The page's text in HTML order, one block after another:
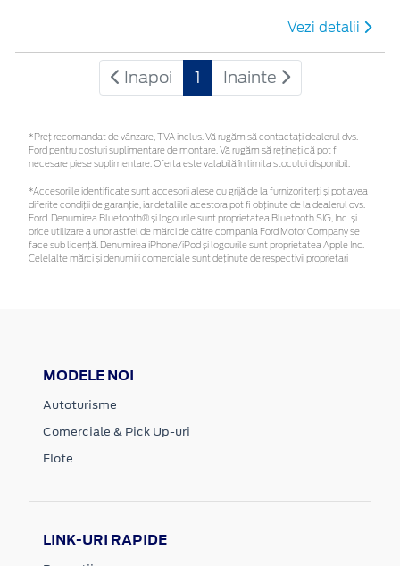
Vezi detalii
Inapoi 1 Inainte
*Preţ recomandat de vânzare, TVA inclus. Vă rugăm să contactaţi dealerul dvs.
Ford pentru costuri suplimentare de montare. Vă rugăm să rețineți că pot fi
necesare piese suplimentare. Oferta este valabilă în limita stocului disponibil.
*Accesoriile identificate sunt accesorii alese cu grijă de la furnizori terți și pot avea
diferite condiții de garanție, iar detaliile acestora pot fi obținute de la dealerul dvs.
Ford. Denumirea Bluetooth® și logourile sunt proprietatea Bluetooth SIG, Inc. și
orice utilizare a unor astfel de mărci de către compania Ford Motor Company se
face sub licență. Denumirea iPhone/iPod și logourile sunt proprietatea Apple Inc.
Celelalte mărci și denumiri comerciale sunt deținute de respectivii proprietari
MODELE NOI
Autoturisme
Comerciale & Pick Up-uri
Flote
LINK-URI RAPIDE